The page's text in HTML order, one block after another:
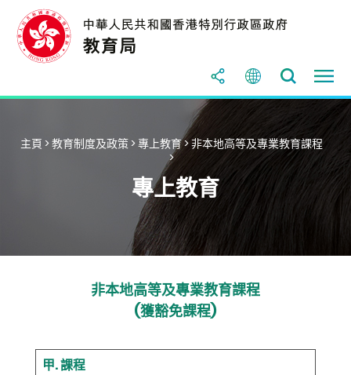
主頁 >教育制度及政策 >專上教育>非本地高等及專業教育課程
>
專上教育
非本地高等及專業教育課程
(獲豁免課程)
甲. 課程